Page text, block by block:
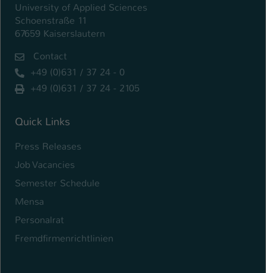
University of Applied Sciences
Schoenstraße 11
67659 Kaiserslautern
Contact
+49 (0)631 / 37 24 - 0
+49 (0)631 / 37 24 - 2105
Quick Links
Press Releases
Job Vacancies
Semester Schedule
Mensa
Personalrat
Fremdfirmenrichtlinien
Name be_typo_user
Laufzeit 1 Tag
Zweck